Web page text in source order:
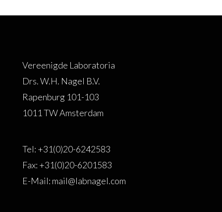
Vereenigde Laboratoria
Drs. W.H. Nagel B.V.
Rapenburg 101-103
1011 TW Amsterdam
Tel: +31(0)20-6242583
Fax: +31(0)20-6201583
E-Mail: mail@labnagel.com